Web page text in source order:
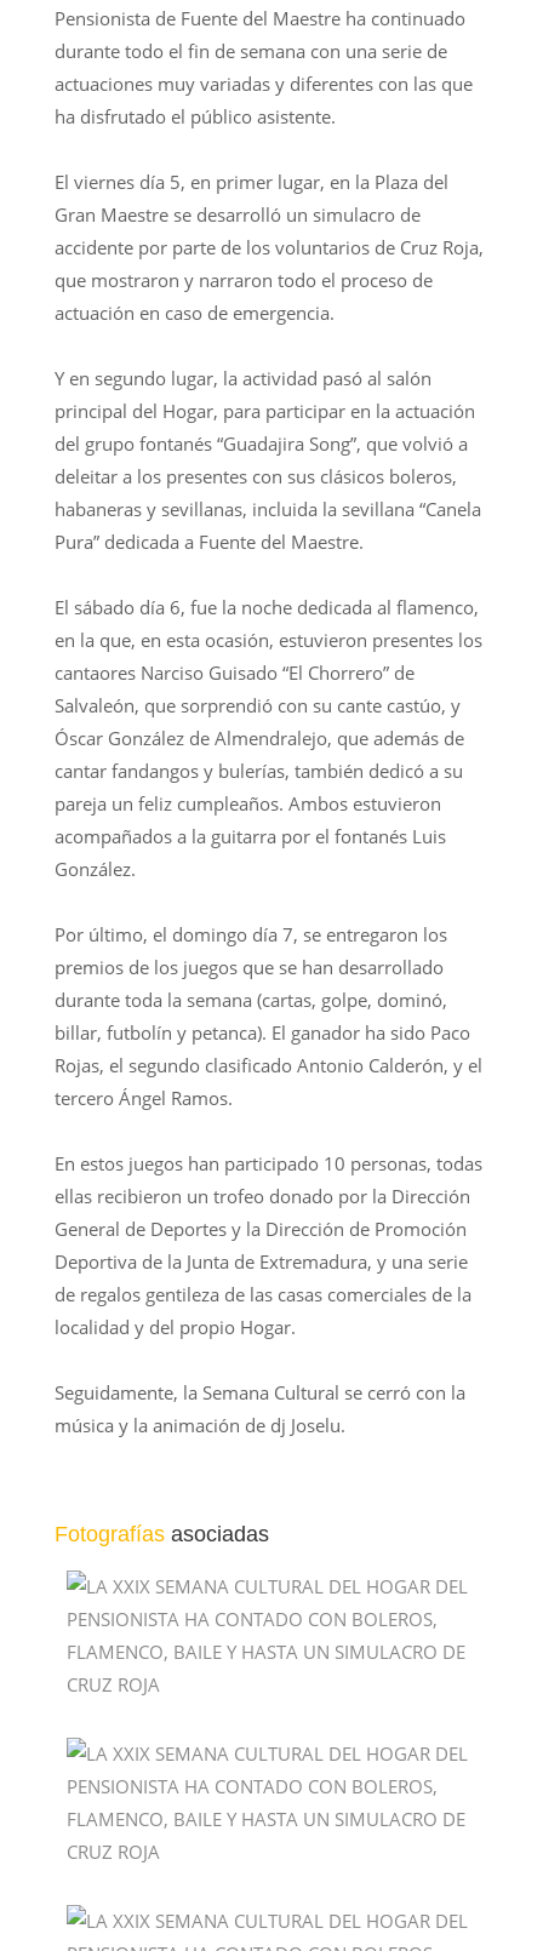
Pensionista de Fuente del Maestre ha continuado
durante todo el fin de semana con una serie de
actuaciones muy variadas y diferentes con las que
ha disfrutado el público asistente.
El viernes día 5, en primer lugar, en la Plaza del
Gran Maestre se desarrolló un simulacro de
accidente por parte de los voluntarios de Cruz Roja,
que mostraron y narraron todo el proceso de
actuación en caso de emergencia.
Y en segundo lugar, la actividad pasó al salón
principal del Hogar, para participar en la actuación
del grupo fontanés “Guadajira Song”, que volvió a
deleitar a los presentes con sus clásicos boleros,
habaneras y sevillanas, incluida la sevillana “Canela
Pura” dedicada a Fuente del Maestre.
El sábado día 6, fue la noche dedicada al flamenco,
en la que, en esta ocasión, estuvieron presentes los
cantaores Narciso Guisado “El Chorrero” de
Salvaleón, que sorprendió con su cante castúo, y
Óscar González de Almendralejo, que además de
cantar fandangos y bulerías, también dedicó a su
pareja un feliz cumpleaños. Ambos estuvieron
acompañados a la guitarra por el fontanés Luis
González.
Por último, el domingo día 7, se entregaron los
premios de los juegos que se han desarrollado
durante toda la semana (cartas, golpe, dominó,
billar, futbolín y petanca). El ganador ha sido Paco
Rojas, el segundo clasificado Antonio Calderón, y el
tercero Ángel Ramos.
En estos juegos han participado 10 personas, todas
ellas recibieron un trofeo donado por la Dirección
General de Deportes y la Dirección de Promoción
Deportiva de la Junta de Extremadura, y una serie
de regalos gentileza de las casas comerciales de la
localidad y del propio Hogar.
Seguidamente, la Semana Cultural se cerró con la
música y la animación de dj Joselu.
Fotografías asociadas